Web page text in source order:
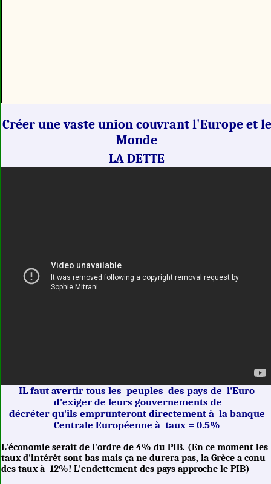
Créer une vaste union couvrant l'Europe et le
Monde
LA DETTE
IL faut avertir tous les peuples des pays de l'Euro
d'exiger de leurs gouvernements de
décréter qu'ils emprunteront directement à la banque
Centrale Européenne à taux = 0.5%
L'économie serait de l'ordre de 4% du PIB. (En ce moment les
taux d'intérêt sont bas mais ça ne durera pas, la Grèce a conu
des taux à 12%! L'endettement des pays approche le PIB)